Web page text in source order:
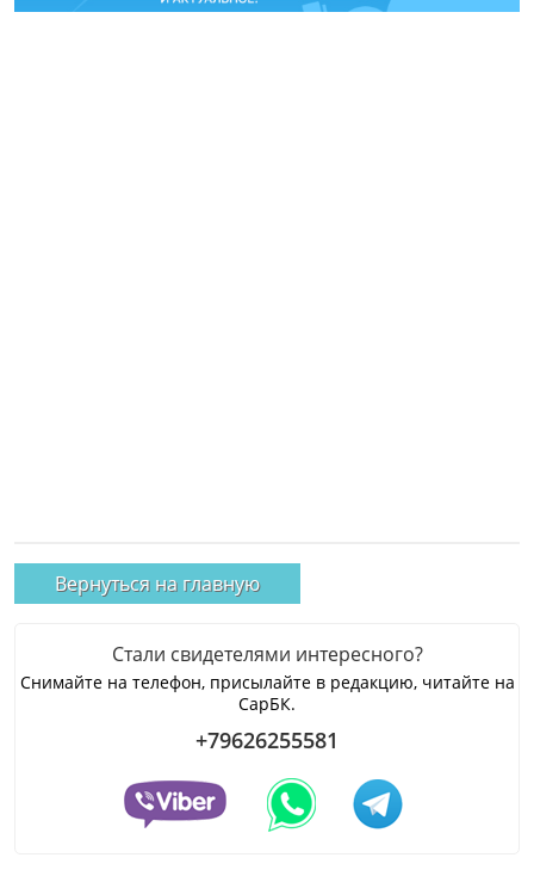
Вернуться на главную
Стали свидетелями интересного?
Снимайте на телефон, присылайте в редакцию, читайте на
СарБК.
+79626255581